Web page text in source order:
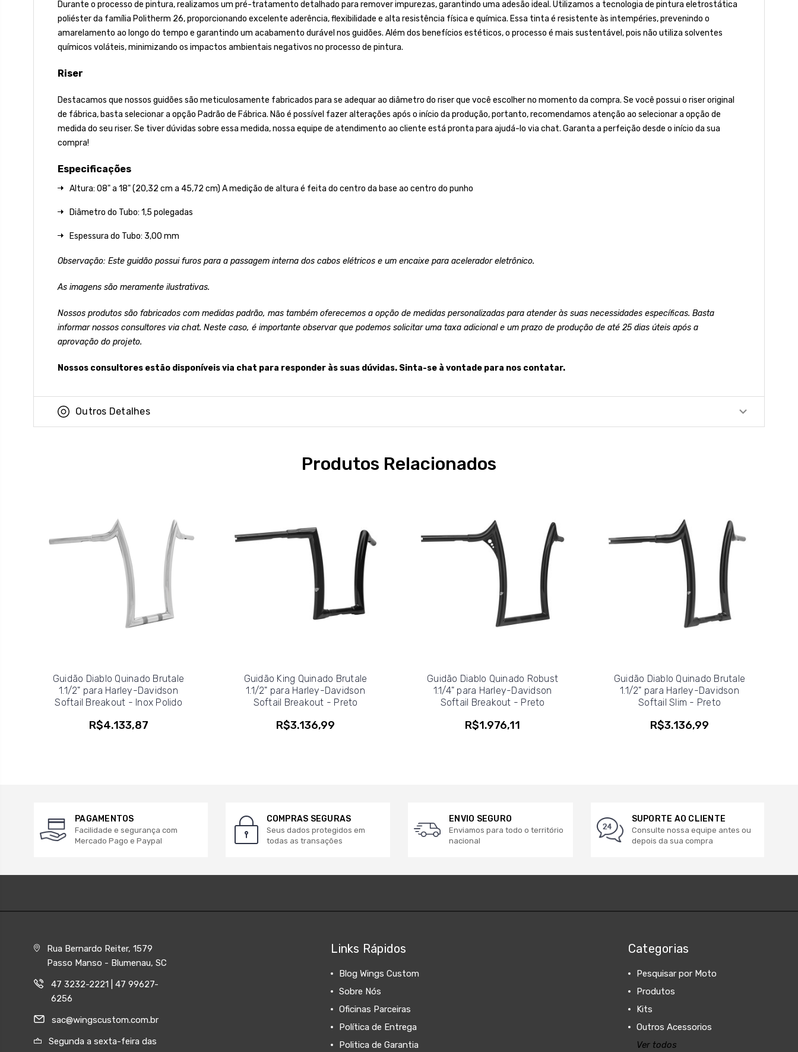
Durante o processo de pintura, realizamos um pré-tratamento detalhado para remover impurezas, garantindo uma adesão ideal. Utilizamos a tecnologia de pintura eletrostática
poliéster da família Politherm 26, proporcionando excelente aderência, flexibilidade e alta resistência física e química. Essa tinta é resistente às intempéries, prevenindo o
amarelamento ao longo do tempo e garantindo um acabamento durável nos guidões. Além dos benefícios estéticos, o processo é mais sustentável, pois não utiliza solventes
químicos voláteis, minimizando os impactos ambientais negativos no processo de pintura.
Riser
Destacamos que nossos guidões são meticulosamente fabricados para se adequar ao diâmetro do riser que você escolher no momento da compra. Se você possui o riser original
de fábrica, basta selecionar a opção Padrão de Fábrica. Não é possível fazer alterações após o início da produção, portanto, recomendamos atenção ao selecionar a opção de
medida do seu riser. Se tiver dúvidas sobre essa medida, nossa equipe de atendimento ao cliente está pronta para ajudá-lo via chat. Garanta a perfeição desde o início da sua
compra!
Especificações
Altura: 08" a 18" (20,32 cm a 45,72 cm) A medição de altura é feita do centro da base ao centro do punho
Diâmetro do Tubo: 1,5 polegadas
Espessura do Tubo: 3,00 mm
Observação: Este guidão possui furos para a passagem interna dos cabos elétricos e um encaixe para acelerador eletrônico.
As imagens são meramente ilustrativas.
Nossos produtos são fabricados com medidas padrão, mas também oferecemos a opção de medidas personalizadas para atender às suas necessidades específicas. Basta
informar nossos consultores via chat. Neste caso, é importante observar que podemos solicitar uma taxa adicional e um prazo de produção de até 25 dias úteis após a
aprovação do projeto.
Nossos consultores estão disponíveis via chat para responder às suas dúvidas. Sinta-se à vontade para nos contatar.
Outros Detalhes
Produtos Relacionados
Guidão Diablo Quinado Brutale
1.1/2" para Harley-Davidson
Softail Breakout - Inox Polido
R$4.133,87
Guidão King Quinado Brutale
1.1/2" para Harley-Davidson
Softail Breakout - Preto
R$3.136,99
Guidão Diablo Quinado Robust
1.1/4" para Harley-Davidson
Softail Breakout - Preto
R$1.976,11
Guidão Diablo Quinado Brutale
1.1/2" para Harley-Davidson
Softail Slim - Preto
R$3.136,99
PAGAMENTOS
Facilidade e segurança com
Mercado Pago e Paypal
COMPRAS SEGURAS
Seus dados protegidos em
todas as transações
ENVIO SEGURO
Enviamos para todo o território
nacional
SUPORTE AO CLIENTE
Consulte nossa equipe antes ou
depois da sua compra
Rua Bernardo Reiter, 1579
Passo Manso - Blumenau, SC
47 3232-2221 | 47 99627-
6256
sac@wingscustom.com.br
Segunda a sexta-feira das
Links Rápidos
Blog Wings Custom
Sobre Nós
Oficinas Parceiras
Política de Entrega
Politica de Garantia
Categorias
Pesquisar por Moto
Produtos
Kits
Outros Acessorios
Ver todos